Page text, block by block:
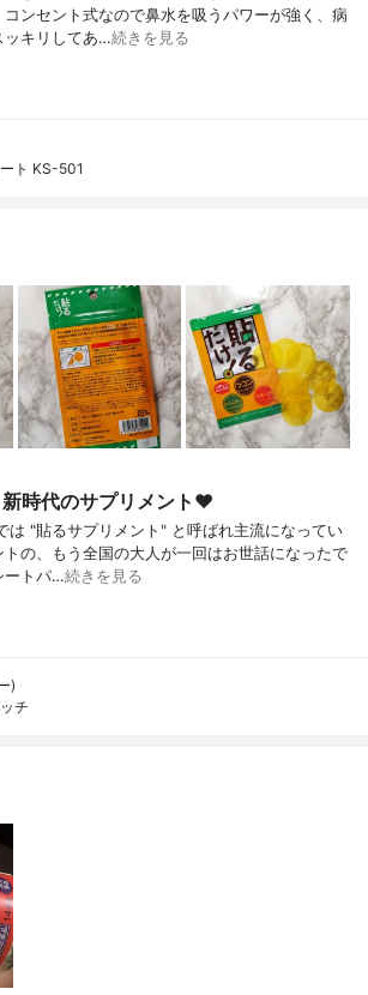
ンセント式なので鼻水を吸うパワーが強く、病
ッキリしてあ…続きを見る
ト KS-501
時代のサプリメント♥
は "貼るサプリメント" と呼ばれ主流になってい
の、もう全国の大人が一回はお世話になったで
ートパ…続きを見る
)
チ